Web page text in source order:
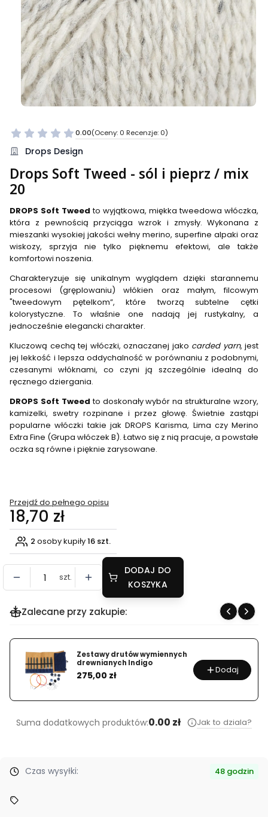
0.00(Oceny: 0 Recenzje: 0)
Przejdź do sekcji Opinie
Drops Design
Drops Soft Tweed - sól i pieprz / mix
20
DROPS Soft Tweed to wyjątkowa, miękka tweedowa włóczka,
która z pewnością przyciąga wzrok i zmysły. Wykonana z
mieszanki wysokiej jakości wełny merino, superfine alpaki oraz
wiskozy, sprzyja nie tylko pięknemu efektowi, ale także
komfortowi noszenia.
Charakteryzuje się unikalnym wyglądem dzięki starannemu
procesowi (gręplowaniu) włókien oraz małym, filcowym
"tweedowym pętelkom”, które tworzą subtelne cętki
kolorystyczne. To właśnie one nadają jej rustykalny, a
jednocześnie elegancki charakter.
Kluczową cechą tej włóczki, oznaczanej jako carded yarn, jest
jej lekkość i lepsza oddychalność w porównaniu z podobnymi,
czesanymi włóknami, co czyni ją szczególnie idealną do
ręcznego dziergania.
DROPS Soft Tweed to doskonały wybór na strukturalne wzory,
kamizelki, swetry rozpinane i przez głowę. Świetnie zastąpi
popularne włóczki takie jak DROPS Karisma, Lima czy Merino
Extra Fine (Grupa włóczek B). Łatwo się z nią pracuje, a powstałe
oczka są równe i pięknie zarysowane.
Przejdź do pełnego opisu
Cena
18,70 zł
2 osoby kupiły16 szt.
szt.
DODAJ DO
KOSZYKA
Zalecane przy zakupie:
Zestawy drutów wymiennych
drewnianych Indigo
Cena
275,00 zł Dodaj
Suma dodatkowych produktów:0.00 zł Jak to dziala?
Czas wysyłki: 48 godzin